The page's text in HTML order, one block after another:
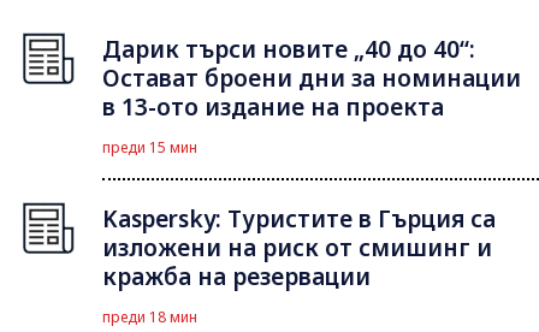
Дарик търси новите „40 до 40“:
Остават броени дни за номинации
в 13-ото издание на проекта
преди 15 мин
Kaspersky: Туристите в Гърция са
изложени на риск от смишинг и
кражба на резервации
преди 18 мин